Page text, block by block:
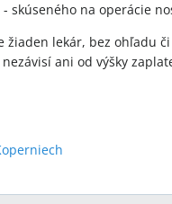
skúseného na operácie
žiaden lekár, bez ohľadu
ani od výšky